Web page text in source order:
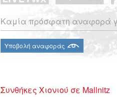
Καμία πρόσφατη αναφορά
Υποβολή αναφοράς
Συνθήκες Χιονιού σε Mallnitz